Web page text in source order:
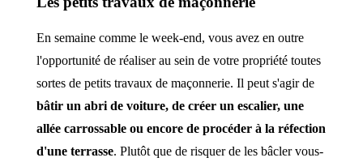
En semaine comme le week-end, vous avez en outre
l'opportunité de réaliser au sein de votre propriété toutes
sortes de petits travaux de maçonnerie. Il peut s'agir de
bâtir un abri de voiture, de créer un escalier, une
allée carrossable ou encore de procéder à la réfection
d'une terrasse. Plutôt que de risquer de les bâcler vous-